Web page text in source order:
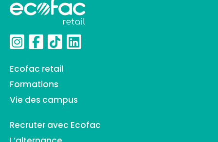
Ecofac retail
Formations
Vie des campus
Recruter avec Ecofac